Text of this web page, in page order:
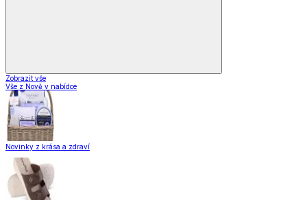
Zobrazit vše
Vše z Nově v nabídce
Novinky z krása a zdraví